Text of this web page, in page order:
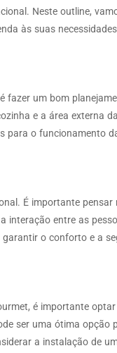
Neste outline,
às suas
um bom
e a área externa
para o funcionamento
É importante pensar
entre as
o conforto e a
é importante
ser uma ótima opção
a instalação de